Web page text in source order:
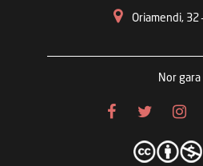
Oriamendi, 32
Nor gara